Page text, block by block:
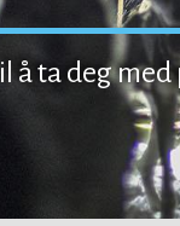
å ta deg